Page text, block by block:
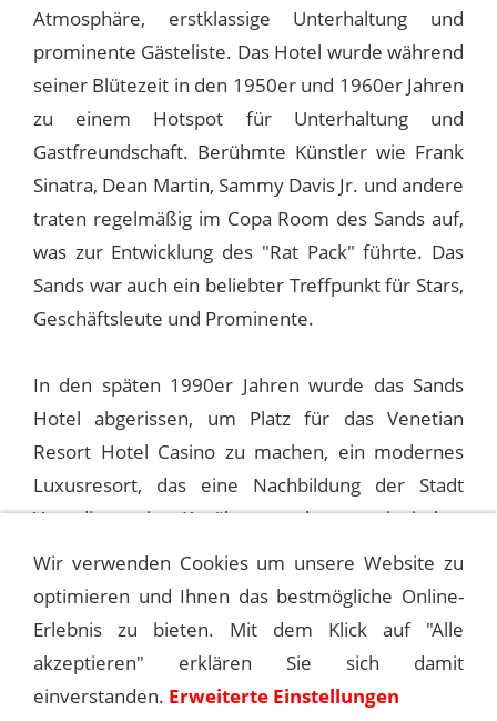
Atmosphäre, erstklassige Unterhaltung und
prominente Gästeliste. Das Hotel wurde während
seiner Blütezeit in den 1950er und 1960er Jahren
zu einem Hotspot für Unterhaltung und
Gastfreundschaft. Berühmte Künstler wie Frank
Sinatra, Dean Martin, Sammy Davis Jr. und andere
traten regelmäßig im Copa Room des Sands auf,
was zur Entwicklung des "Rat Pack" führte. Das
Sands war auch ein beliebter Treffpunkt für Stars,
Geschäftsleute und Prominente.
In den späten 1990er Jahren wurde das Sands
Hotel abgerissen, um Platz für das Venetian
Resort Hotel Casino zu machen, ein modernes
Luxusresort, das eine Nachbildung der Stadt
Venedig mit Kanälen und venezianischer
Architektur umfasst.
1963-02-01 LAS VEGAS, THE SANDS
1963-02-03 LAS VEGAS, THE SANDS
Wir verwenden Cookies um unsere Website zu
optimieren und Ihnen das bestmögliche Online-
Erlebnis zu bieten. Mit dem Klick auf "Alle
akzeptieren" erklären Sie sich damit
einverstanden. Erweiterte Einstellungen